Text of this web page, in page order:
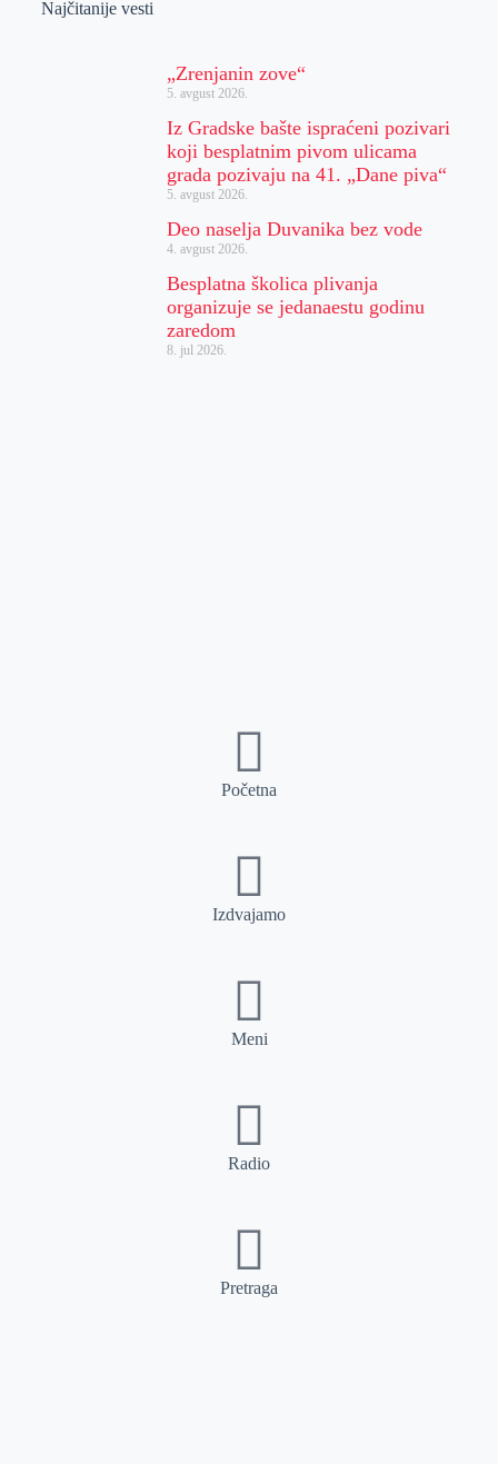
Najčitanije vesti
„Zrenjanin zove“
5. avgust 2026.
Iz Gradske bašte ispraćeni pozivari
koji besplatnim pivom ulicama
grada pozivaju na 41. „Dane piva“
5. avgust 2026.
Deo naselja Duvanika bez vode
4. avgust 2026.
Besplatna školica plivanja
organizuje se jedanaestu godinu
zaredom
8. jul 2026.
Početna
Izdvajamo
Meni
Radio
Pretraga